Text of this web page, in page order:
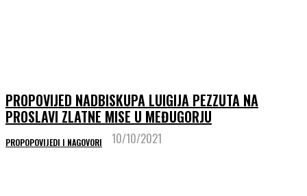
PROPOVIJED NADBISKUPA LUIGIJA PEZZUTA NA
PROSLAVI ZLATNE MISE U MEĐUGORJU
PROPOPOVIJEDI I NAGOVORI 10/10/2021